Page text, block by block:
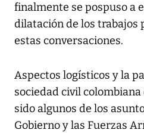
finalmente se pospuso a
dilatación de los trabajos
estas conversaciones.
Aspectos logísticos y la
sociedad civil
sido algunos de los
Gobierno y las Fuerzas